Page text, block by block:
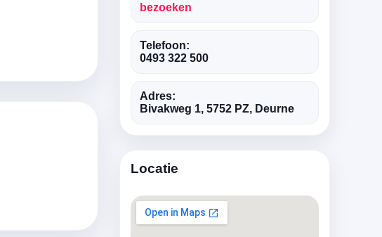
bezoeken
Telefoon:
0493 322 500
Adres:
Bivakweg 1, 5752 PZ, Deurne
Locatie